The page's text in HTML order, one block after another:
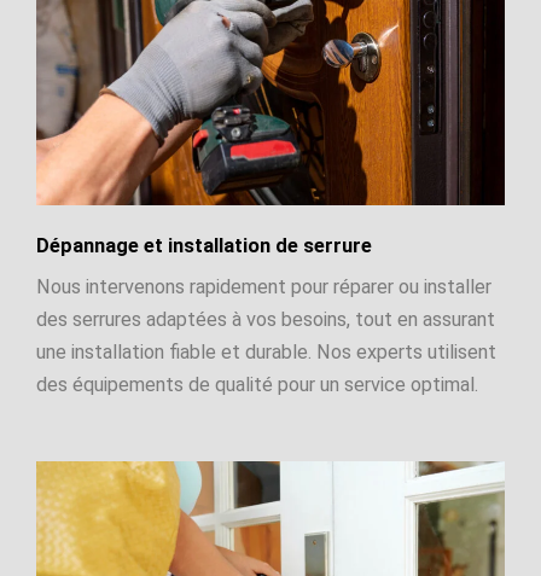
Dépannage et installation de serrure
Nous intervenons rapidement pour réparer ou installer
des serrures adaptées à vos besoins, tout en assurant
une installation fiable et durable. Nos experts utilisent
des équipements de qualité pour un service optimal.